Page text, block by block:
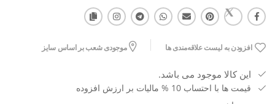
افزودن به لیست علاقه‌مندی ها موجودی شعب بر اساس سایز
این کالا موجود می باشد.
قیمت ها با احتساب 10 % مالیات بر ارزش افزوده